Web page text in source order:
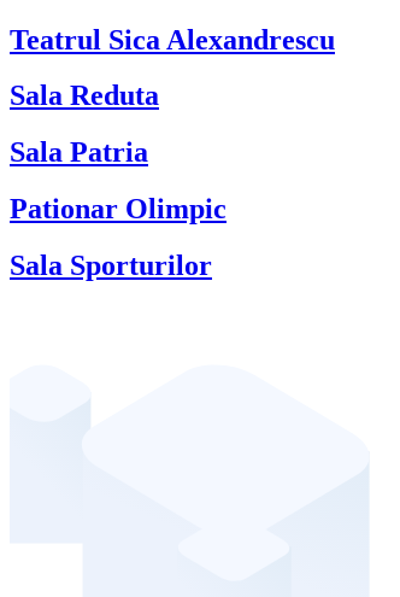
Teatrul Sica Alexandrescu
Sala Reduta
Sala Patria
Pationar Olimpic
Sala Sporturilor